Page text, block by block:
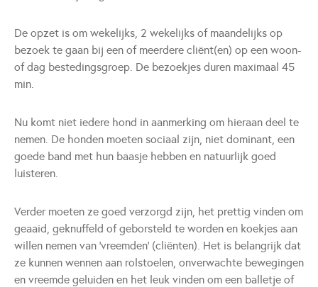
De opzet is om wekelijks, 2 wekelijks of maandelijks op
bezoek te gaan bij een of meerdere cliënt(en) op een woon-
of dag bestedingsgroep. De bezoekjes duren maximaal 45
min.
Nu komt niet iedere hond in aanmerking om hieraan deel te
nemen. De honden moeten sociaal zijn, niet dominant, een
goede band met hun baasje hebben en natuurlijk goed
luisteren.
Verder moeten ze goed verzorgd zijn, het prettig vinden om
geaaid, geknuffeld of geborsteld te worden en koekjes aan
willen nemen van 'vreemden' (cliënten). Het is belangrijk dat
ze kunnen wennen aan rolstoelen, onverwachte bewegingen
en vreemde geluiden en het leuk vinden om een balletje of